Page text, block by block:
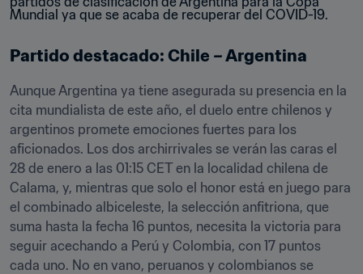
Partido destacado: Chile – Argentina
Aunque Argentina ya tiene asegurada su presencia en la
cita mundialista de este año, el duelo entre chilenos y
argentinos promete emociones fuertes para los
aficionados. Los dos archirrivales se verán las caras el
28 de enero a las 01:15 CET en la localidad chilena de
Calama, y, mientras que solo el honor está en juego para
el combinado albiceleste, la selección anfitriona, que
suma hasta la fecha 16 puntos, necesita la victoria para
seguir acechando a Perú y Colombia, con 17 puntos
cada uno. No en vano, peruanos y colombianos se